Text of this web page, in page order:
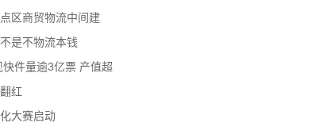
区商贸物流中间建
是不物流本钱
件量逾3亿票 产值超
红
大赛启动